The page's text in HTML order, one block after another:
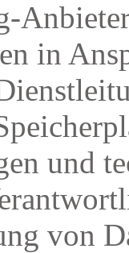
in
und
von